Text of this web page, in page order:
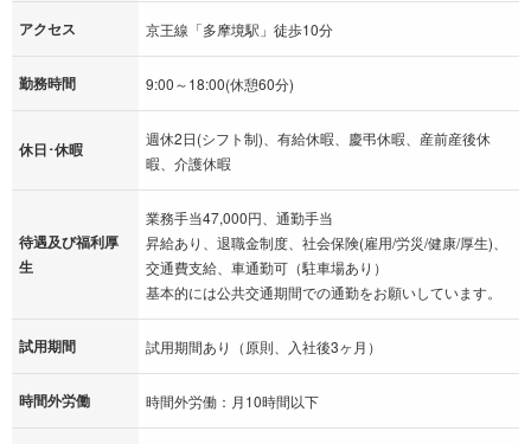
アクセス 京王線「多摩境駅」徒歩10分
勤務時間 9:00～18:00(休憩60分)
休日･休暇
週休2日(シフト制)、有給休暇、慶弔休暇、産前産後休
暇、介護休暇
待遇及び福利厚
生
業務手当47,000円、通勤手当
昇給あり、退職金制度、社会保険(雇用/労災/健康/厚生)、
交通費支給、車通勤可（駐車場あり）
基本的には公共交通期間での通勤をお願いしています。
試用期間 試用期間あり（原則、入社後3ヶ月）
時間外労働 時間外労働：月10時間以下